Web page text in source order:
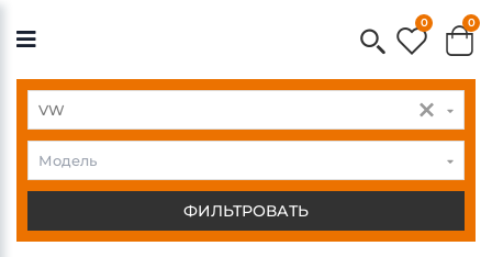
0 0
VW VW
Модель
ФИЛЬТРОВАТЬ